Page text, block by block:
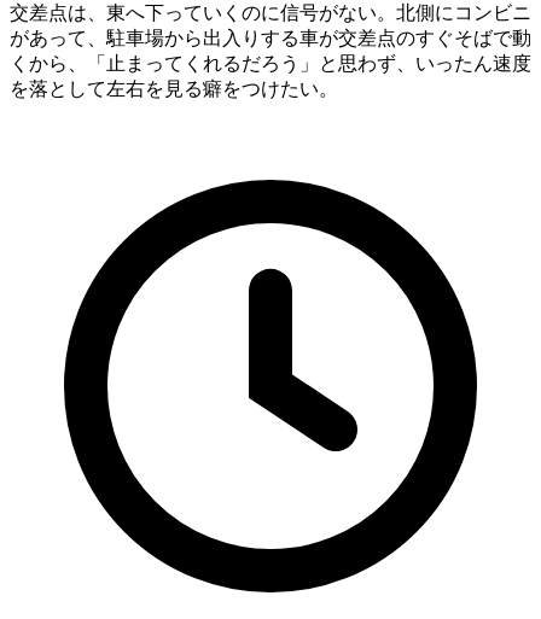
交差点は、東へ下っていくのに信号がない。北側にコンビニ
があって、駐車場から出入りする車が交差点のすぐそばで動
くから、「止まってくれるだろう」と思わず、いったん速度
を落として左右を見る癖をつけたい。